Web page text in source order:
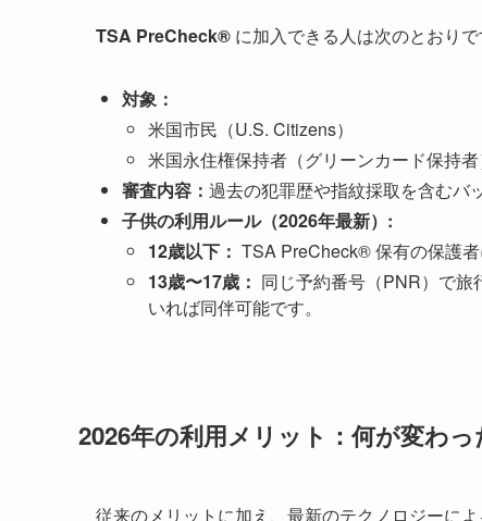
TSA PreCheck® に加入できる人は次のとおりで
対象：
米国市民（U.S. Citizens）
米国永住権保持者（グリーンカード保持者
審査内容： 過去の犯罪歴や指紋採取を含むバ
子供の利用ルール（2026年最新）:
12歳以下： TSA PreCheck® 保有の保護者
13歳〜17歳： 同じ予約番号（PNR）で
いれば同伴可能です。
2026年の利用メリット：何が変わっ
従来のメリットに加え、最新のテクノロジーによ